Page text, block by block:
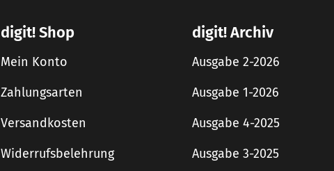
digit! Shop
Mein Konto
Zahlungsarten
Versandkosten
Widerrufsbelehrung
digit! Archiv
Ausgabe 2-2026
Ausgabe 1-2026
Ausgabe 4-2025
Ausgabe 3-2025